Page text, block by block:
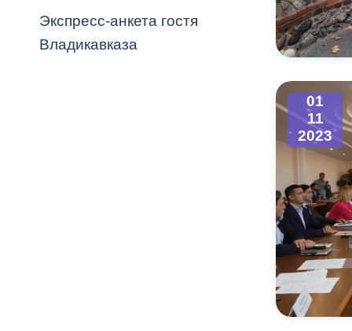
Оценка
местного
Открытые
проверок
Экспресс-анкета гостя
Владикавказа
01
11
2023